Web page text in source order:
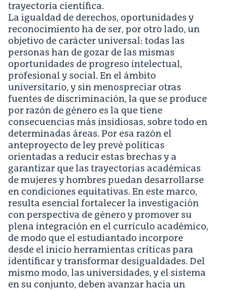
trayectoria científica.
La igualdad de derechos, oportunidades y
reconocimiento ha de ser, por otro lado, un
objetivo de carácter universal: todas las
personas han de gozar de las mismas
oportunidades de progreso intelectual,
profesional y social. En el ámbito
universitario, y sin menospreciar otras
fuentes de discriminación, la que se produce
por razón de género es la que tiene
consecuencias más insidiosas, sobre todo en
determinadas áreas. Por esa razón el
anteproyecto de ley prevé políticas
orientadas a reducir estas brechas y a
garantizar que las trayectorias académicas
de mujeres y hombres puedan desarrollarse
en condiciones equitativas. En este marco,
resulta esencial fortalecer la investigación
con perspectiva de género y promover su
plena integración en el currículo académico,
de modo que el estudiantado incorpore
desde el inicio herramientas críticas para
identificar y transformar desigualdades. Del
mismo modo, las universidades, y el sistema
en su conjunto, deben avanzar hacia un